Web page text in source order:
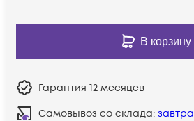
В корзину
Гарантия 12 месяцев
Самовывоз со склада: завтра